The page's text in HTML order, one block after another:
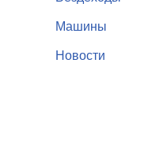
Машины
Новости